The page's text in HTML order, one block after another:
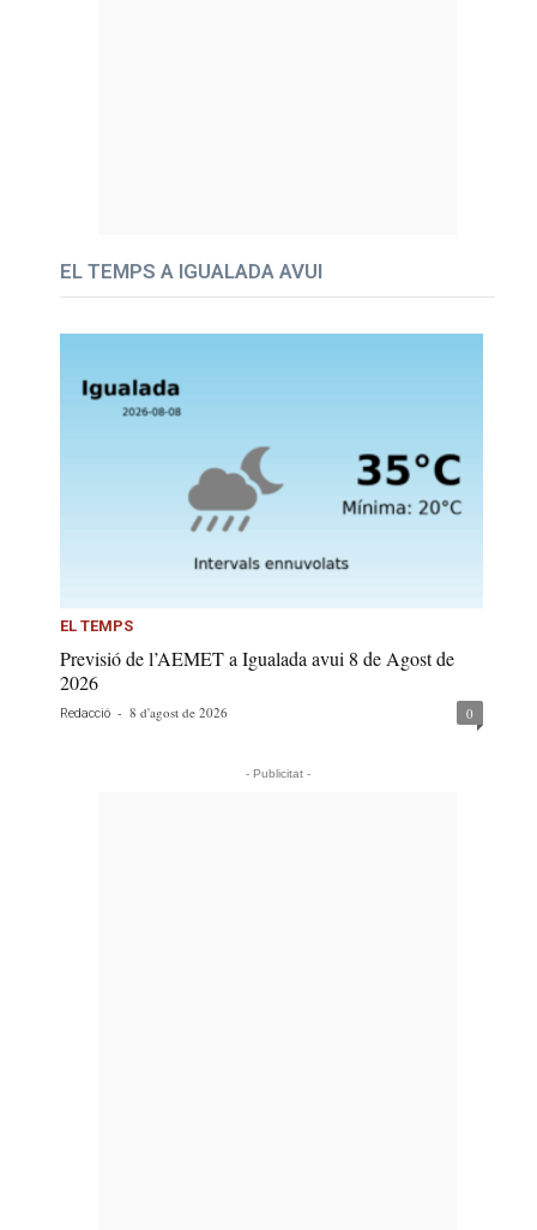
EL TEMPS A IGUALADA AVUI
EL TEMPS
Previsió de l’AEMET a Igualada avui 8 de Agost de
2026
Redacció - 8 d'agost de 2026 0
- Publicitat -